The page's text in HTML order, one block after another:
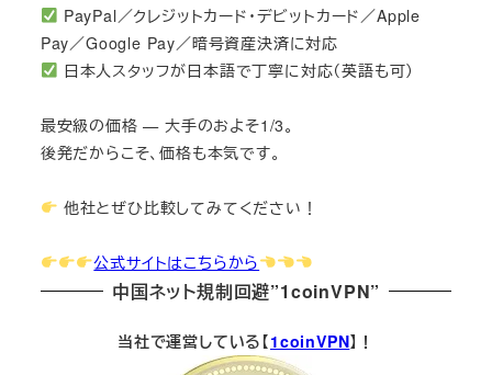
PayPal／クレジットカード・デビットカード／Apple
Pay／Google Pay／暗号資産決済に対応
日本人スタッフが日本語で丁寧に対応（英語も可）
最安級の価格 — 大手のおよそ1/3。
後発だからこそ、価格も本気です。
他社とぜひ比較してみてください！
公式サイトはこちらから
中国ネット規制回避”1coinVPN”
当社で運営している【1coinVPN】！